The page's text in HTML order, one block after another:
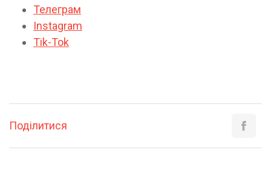
Телеграм
Instagram
Tik-Tok
Поділитися